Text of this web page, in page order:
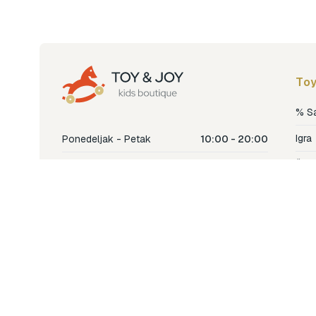
Ponedeljak - Petak 10:00 - 20:00
%
Igra